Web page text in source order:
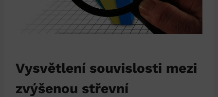
Vysvětlení souvislosti mezi
zvýšenou střevní